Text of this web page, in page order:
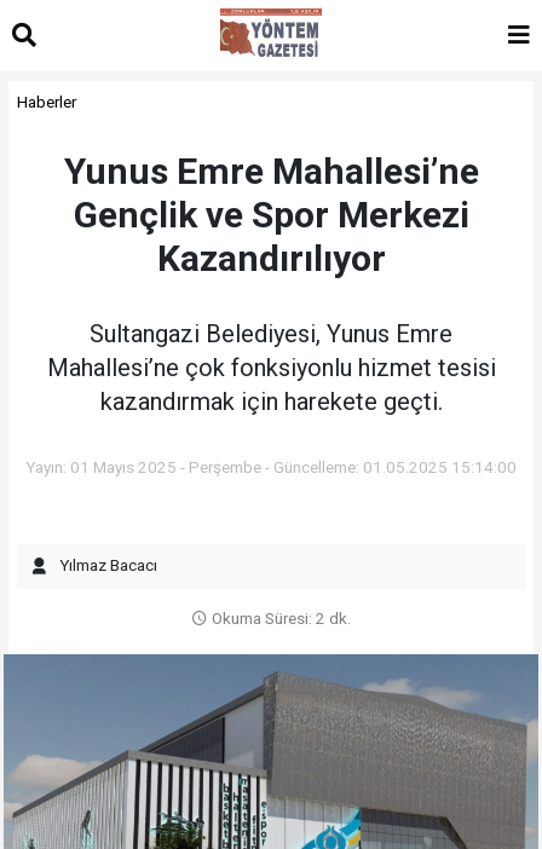
Haberler
Yunus Emre Mahallesi’ne
Gençlik ve Spor Merkezi
Kazandırılıyor
Sultangazi Belediyesi, Yunus Emre
Mahallesi’ne çok fonksiyonlu hizmet tesisi
kazandırmak için harekete geçti.
Yayın: 01 Mayıs 2025 - Perşembe - Güncelleme: 01.05.2025 15:14:00
Yılmaz Bacacı
Okuma Süresi: 2 dk.